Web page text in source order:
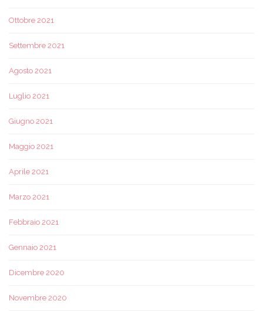
Ottobre 2021
Settembre 2021
Agosto 2021
Luglio 2021
Giugno 2021
Maggio 2021
Aprile 2021
Marzo 2021
Febbraio 2021
Gennaio 2021
Dicembre 2020
Novembre 2020